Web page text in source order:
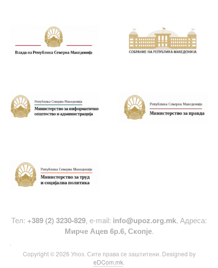
Тел: +389 (2) 3230-829, е-mail: info@upoz.org.mk, Адреса:
Мирче Ацев 6р.6, Скопје.
Copyright © 2026 Упоз. Сите права се заштитени. Designed by
eDCom.mk